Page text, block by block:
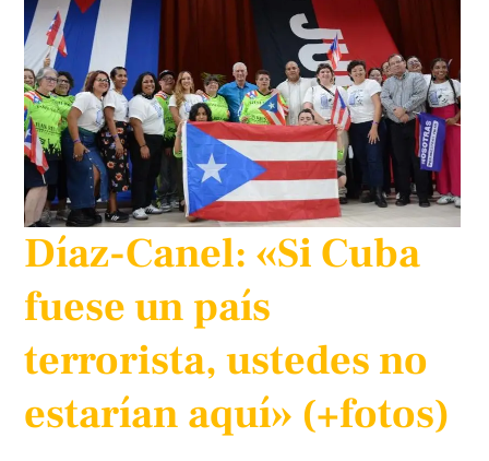
Díaz-Canel: «Si Cuba
fuese un país
terrorista, ustedes no
estarían aquí» (+fotos)